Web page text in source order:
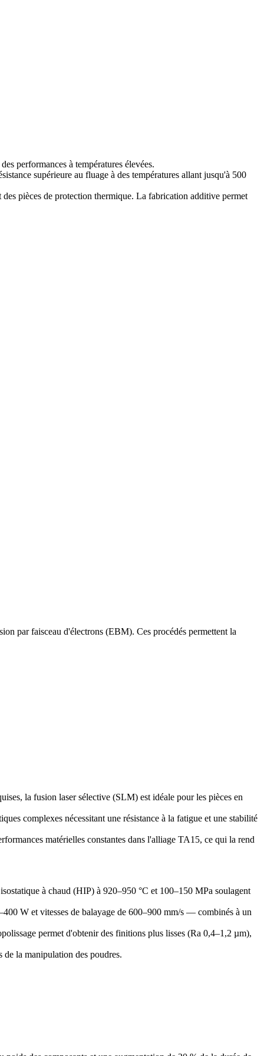
performances à températures élevées.
supérieure au fluage à des températures allant jusqu'à 500
pièces de protection thermique. La fabrication additive permet
par faisceau d'électrons (EBM). Ces procédés permettent la
la fusion laser sélective (SLM) est idéale pour les pièces en
complexes nécessitant une résistance à la fatigue et une stabilité
matérielles constantes dans l'alliage TA15, ce qui la rend
à chaud (HIP) à 920–950 °C et 100–150 MPa soulagent
W et vitesses de balayage de 600–900 mm/s — combinés à un
permet d'obtenir des finitions plus lisses (Ra 0,4–1,2 µm),
la manipulation des poudres.